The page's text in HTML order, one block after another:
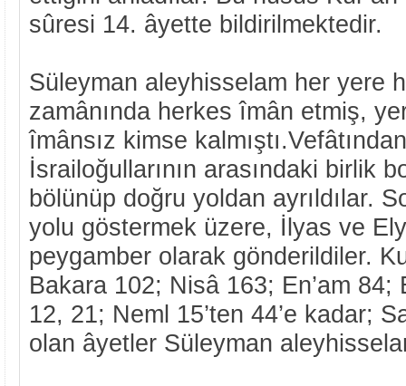
sûresi 14. âyette bildirilmektedir.
Süleyman aleyhisselam her yere
zamânında herkes îmân etmiş,
îmânsız kimse
İsrailoğullarının arasındaki birlik
bölünüp doğru yoldan ayrıldılar.
yolu göstermek üzere, İlyas ve
peygamber olarak gönderildiler.
Bakara 102; Nisâ 163; En’am 84;
12, 21; Neml 15’ten 44’e kadar;
olan âyetler Süleyman